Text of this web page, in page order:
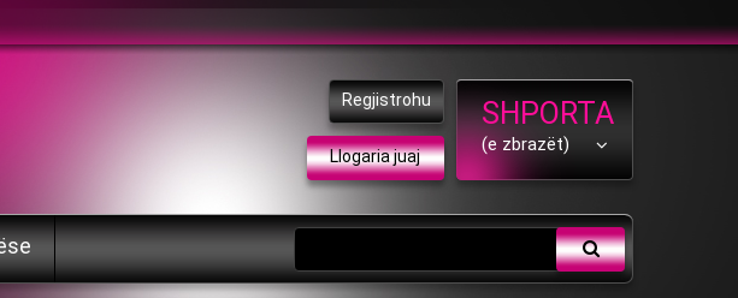
Regjistrohu
Llogaria juaj
SHPORTA
(e zbrazët)